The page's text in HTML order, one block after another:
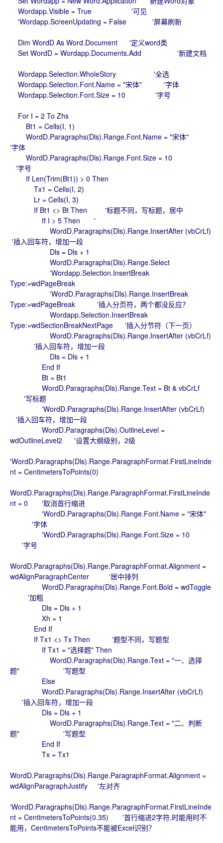
Wordapp.Visible = True '可见
'Wordapp.ScreenUpdating = False '屏幕刷新
Dim WordD As Word.Document '定义word类
Set WordD = Wordapp.Documents.Add '新建文档
Wordapp.Selection.WholeStory '全选
Wordapp.Selection.Font.Name = "宋体" '字体
Wordapp.Selection.Font.Size = 10 '字号
For I = 2 To Zhs
Bt1 = Cells(I, 1)
WordD.Paragraphs(Dls).Range.Font.Name = "宋体"
'字体
WordD.Paragraphs(Dls).Range.Font.Size = 10
'字号
If Len(Trim(Bt1)) > 0 Then
Tx1 = Cells(I, 2)
Lr = Cells(I, 3)
If Bt1 <> Bt Then '标题不同，写标题，居中
If I > 5 Then '
WordD.Paragraphs(Dls).Range.InsertAfter (vbCrLf)
'插入回车符，增加一段
Dls = Dls + 1
WordD.Paragraphs(Dls).Range.Select
'Wordapp.Selection.InsertBreak
Type:=wdPageBreak
'WordD.Paragraphs(Dls).Range.InsertBreak
Type:=wdPageBreak '插入分页符，两个都没反应？
Wordapp.Selection.InsertBreak
Type:=wdSectionBreakNextPage '插入分节符（下一页）
WordD.Paragraphs(Dls).Range.InsertAfter (vbCrLf)
'插入回车符，增加一段
Dls = Dls + 1
End If
Bt = Bt1
WordD.Paragraphs(Dls).Range.Text = Bt & vbCrLf
'写标题
'WordD.Paragraphs(Dls).Range.InsertAfter (vbCrLf)
'插入回车符，增加一段
WordD.Paragraphs(Dls).OutlineLevel =
wdOutlineLevel2 '设置大纲级别，2级
'WordD.Paragraphs(Dls).Range.ParagraphFormat.FirstLineInde
nt = CentimetersToPoints(0)
WordD.Paragraphs(Dls).Range.ParagraphFormat.FirstLineInde
nt = 0 '取消首行缩进
'WordD.Paragraphs(Dls).Range.Font.Name = "宋体"
'字体
'WordD.Paragraphs(Dls).Range.Font.Size = 10
'字号
WordD.Paragraphs(Dls).Range.ParagraphFormat.Alignment =
wdAlignParagraphCenter '居中排列
WordD.Paragraphs(Dls).Range.Font.Bold = wdToggle
'加粗
Dls = Dls + 1
Xh = 1
End If
If Tx1 <> Tx Then '题型不同，写题型
If Tx1 = "选择题" Then
WordD.Paragraphs(Dls).Range.Text = "一、选择
题" '写题型
Else
WordD.Paragraphs(Dls).Range.InsertAfter (vbCrLf)
'插入回车符，增加一段
Dls = Dls + 1
WordD.Paragraphs(Dls).Range.Text = "二、判断
题" '写题型
End If
Tx = Tx1
WordD.Paragraphs(Dls).Range.ParagraphFormat.Alignment =
wdAlignParagraphJustify '左对齐
'WordD.Paragraphs(Dls).Range.ParagraphFormat.FirstLineInde
nt = CentimetersToPoints(0.35) '首行缩进2字符,时能用时不
能用，CentimetersToPoints不能被Excel识别？